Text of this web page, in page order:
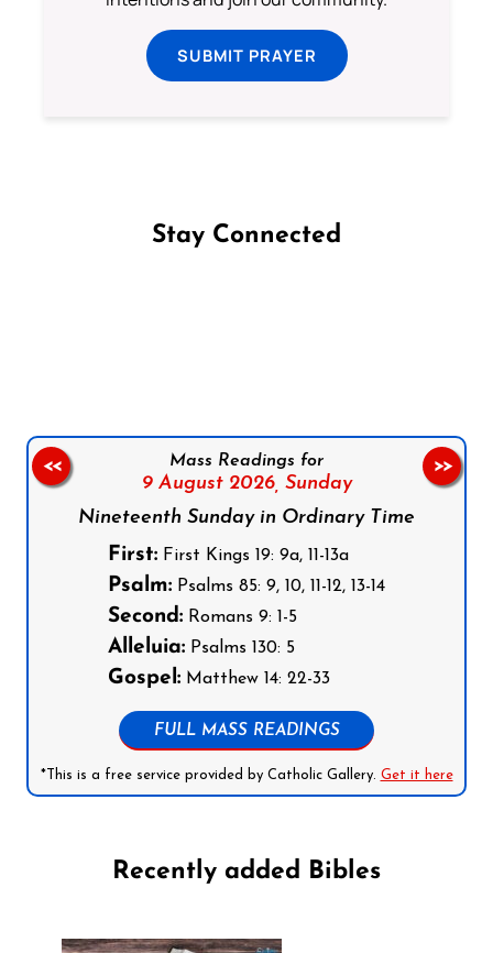
SUBMIT PRAYER
Stay Connected
Mass Readings for
9 August 2026, Sunday
Nineteenth Sunday in Ordinary Time
First: First Kings 19: 9a, 11-13a
Psalm: Psalms 85: 9, 10, 11-12, 13-14
Second: Romans 9: 1-5
Alleluia: Psalms 130: 5
Gospel: Matthew 14: 22-33
FULL MASS READINGS
*This is a free service provided by Catholic Gallery. Get it here
<< >>
Recently added Bibles